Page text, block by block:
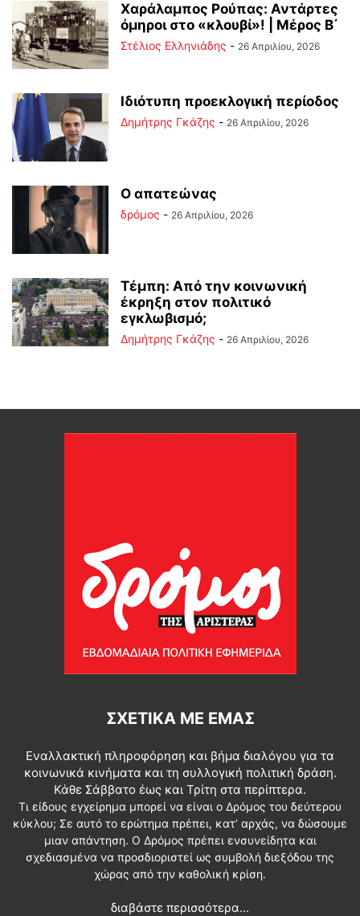
Χαράλαμπος Ρούπας: Αντάρτες
όμηροι στο «κλουβί»! | Μέρος Β΄
Στέλιος Ελληνιάδης - 26 Απριλίου, 2026
Ιδιότυπη προεκλογική περίοδος
Δημήτρης Γκάζης - 26 Απριλίου, 2026
Ο απατεώνας
δρόμος - 26 Απριλίου, 2026
Τέμπη: Από την κοινωνική
έκρηξη στον πολιτικό
εγκλωβισμό;
Δημήτρης Γκάζης - 26 Απριλίου, 2026
ΣΧΕΤΙΚΆ ΜΕ ΕΜΆΣ
Εναλλακτική πληροφόρηση και βήμα διαλόγου για τα
κοινωνικά κινήματα και τη συλλογική πολιτική δράση.
Κάθε Σάββατο έως και Τρίτη στα περίπτερα.
Τι είδους εγχείρημα μπορεί να είναι ο Δρόμος του δεύτερου
κύκλου; Σε αυτό το ερώτημα πρέπει, κατ’ αρχάς, να δώσουμε
μιαν απάντηση. Ο Δρόμος πρέπει ενσυνείδητα και
σχεδιασμένα να προσδιοριστεί ως συμβολή διεξόδου της
χώρας από την καθολική κρίση.
διαβάστε περισσότερα...